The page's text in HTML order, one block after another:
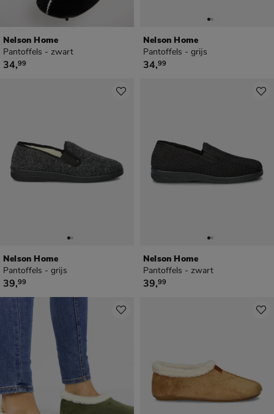
Nelson Home
Pantoffels - zwart
€ 34,99
34,99
Nelson Home
Pantoffels - grijs
€ 34,99
34,99
Nelson Home
Pantoffels - grijs
€ 39,99
39,99
Nelson Home
Pantoffels - zwart
€ 39,99
39,99